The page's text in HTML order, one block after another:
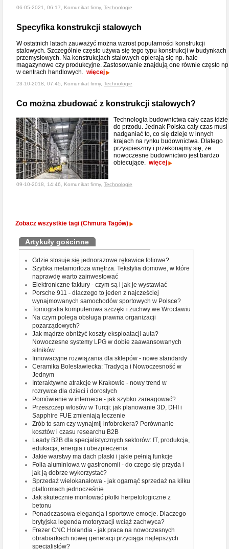
06-05-2021, 06:17, Komunikat firmy, Technologie
Specyfika konstrukcji stalowych
W ostatnich latach zauważyć można wzrost popularności konstrukcji
stalowych. Szczególnie często używa się tego typu konstrukcji w budynkach
przemysłowych. Na konstrukcjach stalowych opierają się np. hale
magazynowe czy produkcyjne. Zastosowanie znajdują one równie często
w centrach handlowych. więcej
23-10-2018, 07:45, Komunikat firmy, Technologie
Co można zbudować z konstrukcji stalowych?
Technologia budownictwa cały czas idzie
do przodu. Jednak Polska cały czas musi
nadganiać to, co się dzieje w innych
krajach na rynku budownictwa. Dlatego
przyspieszmy i przekonajmy się, że
nowoczesne budownictwo jest bardzo
obiecujące. więcej
09-10-2018, 14:46, Komunikat firmy, Technologie
Zobacz wszystkie tagi (Chmura Tagów)
Artykuły gościnne
Gdzie stosuje się jednorazowe rękawice foliowe?
Szybka metamorfoza wnętrza. Tekstylia domowe, w które
naprawdę warto zainwestować
Elektroniczne faktury - czym są i jak je wystawiać
Porsche 911 - dlaczego to jeden z najcześciej
wynajmowanych samochodów sportowych w Polsce?
Tomografia komputerowa szczęki i żuchwy we Wrocławiu
Na czym polega obsługa prawna organizacji
pozarządowych?
Jak mądrze obniżyć koszty eksploatacji auta?
Nowoczesne systemy LPG w dobie zaawansowanych
silników
Innowacyjne rozwiązania dla sklepów - nowe standardy
Ceramika Bolesławiecka: Tradycja i Nowoczesność w
Jednym
Interaktywne atrakcje w Krakowie - nowy trend w
rozrywce dla dzieci i dorosłych
Pomówienie w internecie - jak szybko zareagować?
Przeszczep włosów w Turcji: jak planowanie 3D, DHI i
Sapphire FUE zmieniają leczenie
Zrób to sam czy wynajmij infobrokera? Porównanie
kosztów i czasu researchu B2B
Leady B2B dla specjalistycznych sektorów: IT, produkcja,
edukacja, energia i ubezpieczenia
Jakie warstwy ma dach płaski i jakie pełnią funkcje
Folia aluminiowa w gastronomii - do czego się przyda i
jak ją dobrze wykorzystać?
Sprzedaż wielokanałowa - jak ogarnąć sprzedaż na kilku
platformach jednocześnie
Jak skutecznie montować płotki herpetologiczne z
betonu
Ponadczasowa elegancja i sportowe emocje. Dlaczego
brytyjska legenda motoryzacji wciąż zachwyca?
Frezer CNC Holandia - jak praca na nowoczesnych
obrabiarkach nowej generacji przyciąga najlepszych
specjalistów?